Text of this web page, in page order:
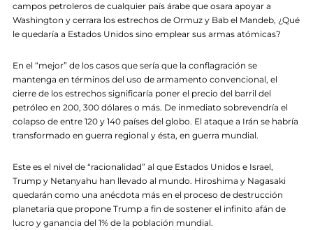
campos petroleros de cualquier país árabe que osara apoyar a
Washington y cerrara los estrechos de Ormuz y Bab el Mandeb, ¿Qué
le quedaría a Estados Unidos sino emplear sus armas atómicas?
En el “mejor” de los casos que sería que la conflagración se
mantenga en términos del uso de armamento convencional, el
cierre de los estrechos significaría poner el precio del barril del
petróleo en 200, 300 dólares o más. De inmediato sobrevendría el
colapso de entre 120 y 140 países del globo. El ataque a Irán se habría
transformado en guerra regional y ésta, en guerra mundial.
Este es el nivel de “racionalidad” al que Estados Unidos e Israel,
Trump y Netanyahu han llevado al mundo. Hiroshima y Nagasaki
quedarán como una anécdota más en el proceso de destrucción
planetaria que propone Trump a fin de sostener el infinito afán de
lucro y ganancia del 1% de la población mundial.